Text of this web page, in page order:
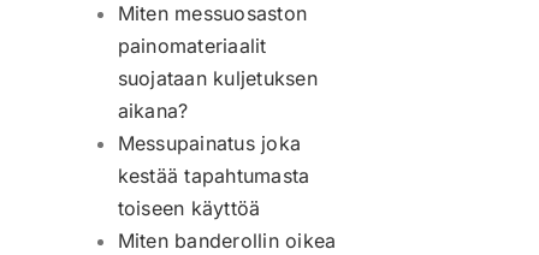
Miten messuosaston
painomateriaalit
suojataan kuljetuksen
aikana?
Messupainatus joka
kestää tapahtumasta
toiseen käyttöä
Miten banderollin oikea